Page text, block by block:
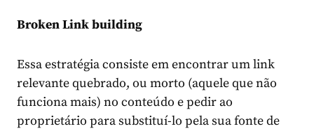
Broken Link building
Essa estratégia consiste em encontrar um link
relevante quebrado, ou morto (aquele que não
funciona mais) no conteúdo e pedir ao
proprietário para substituí-lo pela sua fonte de